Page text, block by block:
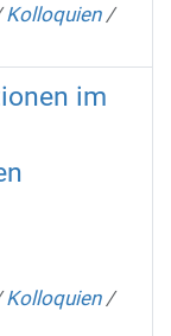
Kolloquien /
im
Kolloquien /